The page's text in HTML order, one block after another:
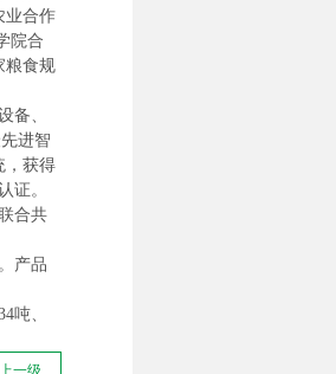
业合作
院合
粮食规
备、
进智
，获得
证。
合共
产品
吨、
一级